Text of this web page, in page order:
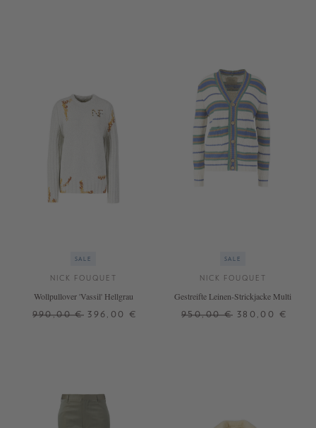
SALE
NICK FOUQUET
Wollpullover 'Vassil' Hellgrau
990,00 € 396,00 €
SALE
NICK FOUQUET
Gestreifte Leinen-Strickjacke Multi
950,00 € 380,00 €